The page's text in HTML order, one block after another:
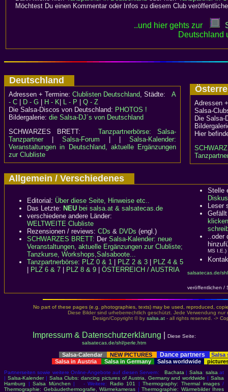
Möchtest Du einen Kommentar oder Infos zu diesem Club
..und hier gehts zur
Deutschland
Deutschland
Adressen + Termine: Clublisten Deutschland, Städte: A
- C
D - G H - K L - P
Q - Z
Die Salsa-Discos von Deutschland: PHOTOS !
Bildergalerie: die Salsa-DJ´s von Deutschland
SCHWARZES BRETT:Tanzpartnerbörse: Salsa-
Tanzpartner|Salsa-Forum | |Salsa-Kalender:
Veranstaltungen in Deutschland, aktuelle Ergänzungen
zur Clubliste
Adressen
Salsa-
Die
Hier
Allgemein / Verschiedenes
Editorial: Über diese Seite, Hinweise etc..
Das Letzte: NEU bei salsa.at & salsatecas.de
verschiedene andere Länder:
WELTWEITE Clubliste
Rezensionen / reviews: CDs & DVDs (engl.)
SCHWARZES BRETT: Der Salsa-Kalender: neue
Veranstaltungen, aktuelle Ergänzungen zur Clubliste;
Tanzkurse, Workshops,Salsaboote...
Tanzpartnerbörse: PLZ 0 & 1 PLZ 2 & 3
PLZ 4 & 5
PLZ 6 & 7 PLZ 8 & 9 ÖSTERREICH / AUSTRIA
Stelle
Leser
klicken
..oder
MS I.E.)
salsatecas.de/
veröffentlichen /
No part of these pages (e.g. photographies, texts) may be used, reproduced,
Diese Bilder sind urheberrechtlich geschützt. Jede Verwendung
Design/Copyright © by salsa.at - all rights reserved. ->
Impressum & Datenschutzerklärung
Diese Seite:
salsatecas.de/shl/perle.htm
Salsa-Calendar NEW PICTURES Dance partners
Salsa
Salsa in Austria
Salsa in Germany Salsa worldwide
Partnerseiten sowie weitere Online-Angebote auf diesen Servern: Bachata | Salsa:salsa .at
| Salsa-Kalender| Salsa Clubs: dancing pictures of Austria, Germany and worldwide |Salsa
Hamburg |Salsa München | - Weitere: Radio 101 |Thermography: Thermal images/
Thermographie: Gebäudethermografie, Wärmekameras | Thermographie: Wärmebilder Ihres